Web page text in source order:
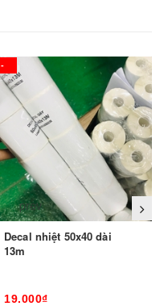
-
Decal nhiệt 50x40 dài
13m
19.000₫
prev